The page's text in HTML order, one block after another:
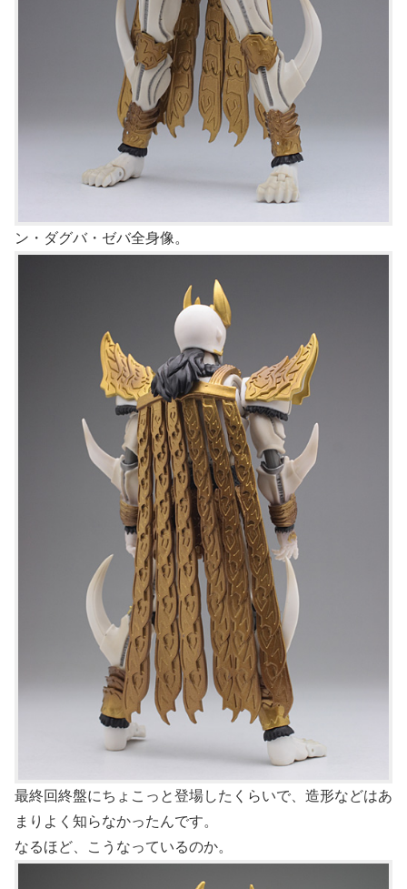
ン・ダグバ・ゼバ全身像。
最終回終盤にちょこっと登場したくらいで、造形などはあ
まりよく知らなかったんです。
なるほど、こうなっているのか。